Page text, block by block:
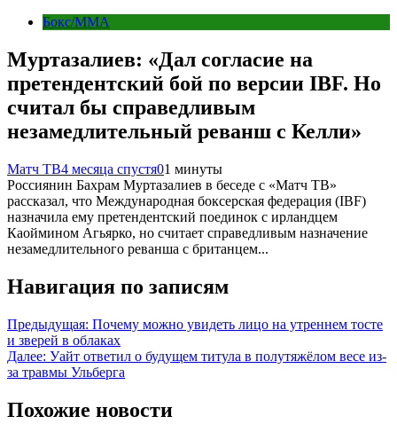
Бокс/MMA
Муртазалиев: «Дал согласие на
претендентский бой по версии IBF. Но
считал бы справедливым
незамедлительный реванш с Келли»
Матч ТВ4 месяца спустя01 минуты
Россиянин Бахрам Муртазалиев в беседе с «Матч ТВ»
рассказал, что Международная боксерская федерация (IBF)
назначила ему претендентский поединок с ирландцем
Каоймином Агьярко, но считает справедливым назначение
незамедлительного реванша с британцем...
Навигация по записям
Предыдущая: Почему можно увидеть лицо на утреннем тосте
и зверей в облаках
Далее: Уайт ответил о будущем титула в полутяжёлом весе из-
за травмы Ульберга
Похожие новости